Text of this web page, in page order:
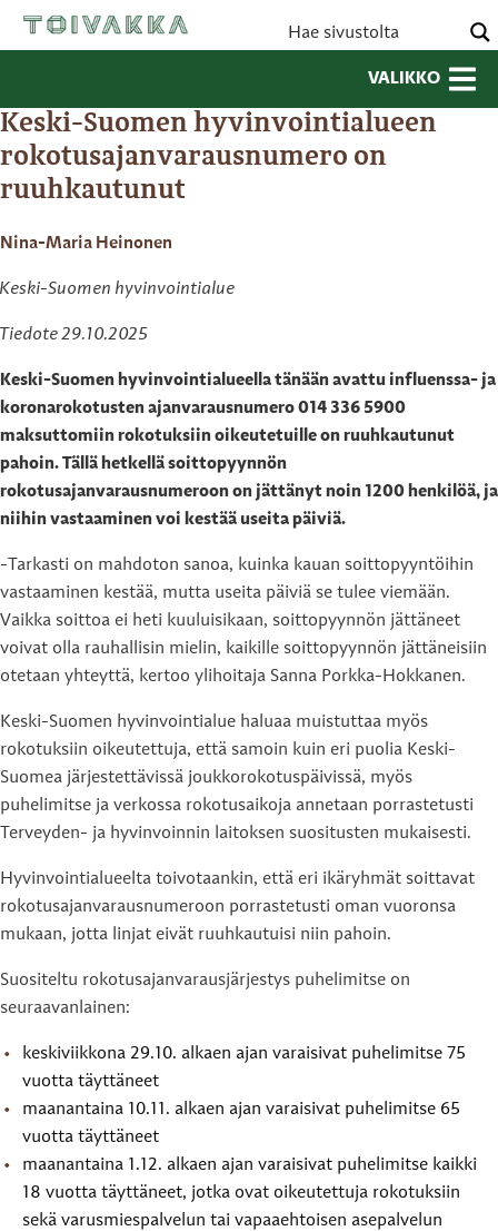
VALIKKO
Keski-Suomen hyvinvointialueen
rokotusajanvarausnumero on
ruuhkautunut
Nina-Maria Heinonen
Keski-Suomen hyvinvointialue
Tiedote 29.10.2025
Keski-Suomen hyvinvointialueella tänään avattu influenssa- ja
koronarokotusten ajanvarausnumero 014 336 5900
maksuttomiin rokotuksiin oikeutetuille on ruuhkautunut
pahoin. Tällä hetkellä soittopyynnön
rokotusajanvarausnumeroon on jättänyt noin 1200 henkilöä, ja
niihin vastaaminen voi kestää useita päiviä.
-Tarkasti on mahdoton sanoa, kuinka kauan soittopyyntöihin
vastaaminen kestää, mutta useita päiviä se tulee viemään.
Vaikka soittoa ei heti kuuluisikaan, soittopyynnön jättäneet
voivat olla rauhallisin mielin, kaikille soittopyynnön jättäneisiin
otetaan yhteyttä, kertoo ylihoitaja Sanna Porkka-Hokkanen.
Keski-Suomen hyvinvointialue haluaa muistuttaa myös
rokotuksiin oikeutettuja, että samoin kuin eri puolia Keski-
Suomea järjestettävissä joukkorokotuspäivissä, myös
puhelimitse ja verkossa rokotusaikoja annetaan porrastetusti
Terveyden- ja hyvinvoinnin laitoksen suositusten mukaisesti.
Hyvinvointialueelta toivotaankin, että eri ikäryhmät soittavat
rokotusajanvarausnumeroon porrastetusti oman vuoronsa
mukaan, jotta linjat eivät ruuhkautuisi niin pahoin.
Suositeltu rokotusajanvarausjärjestys puhelimitse on
seuraavanlainen:
keskiviikkona 29.10. alkaen ajan varaisivat puhelimitse 75
vuotta täyttäneet
maanantaina 10.11. alkaen ajan varaisivat puhelimitse 65
vuotta täyttäneet
maanantaina 1.12. alkaen ajan varaisivat puhelimitse kaikki
18 vuotta täyttäneet, jotka ovat oikeutettuja rokotuksiin
sekä varusmiespalvelun tai vapaaehtoisen asepalvelun